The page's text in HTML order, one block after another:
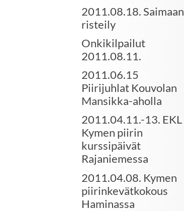
2011.08.18. Saimaan
risteily
Onkikilpailut
2011.08.11.
2011.06.15
Piirijuhlat Kouvolan
Mansikka-aholla
2011.04.11.-13. EKL
Kymen piirin
kurssipäivät
Rajaniemessa
2011.04.08. Kymen
piirinkevätkokous
Haminassa